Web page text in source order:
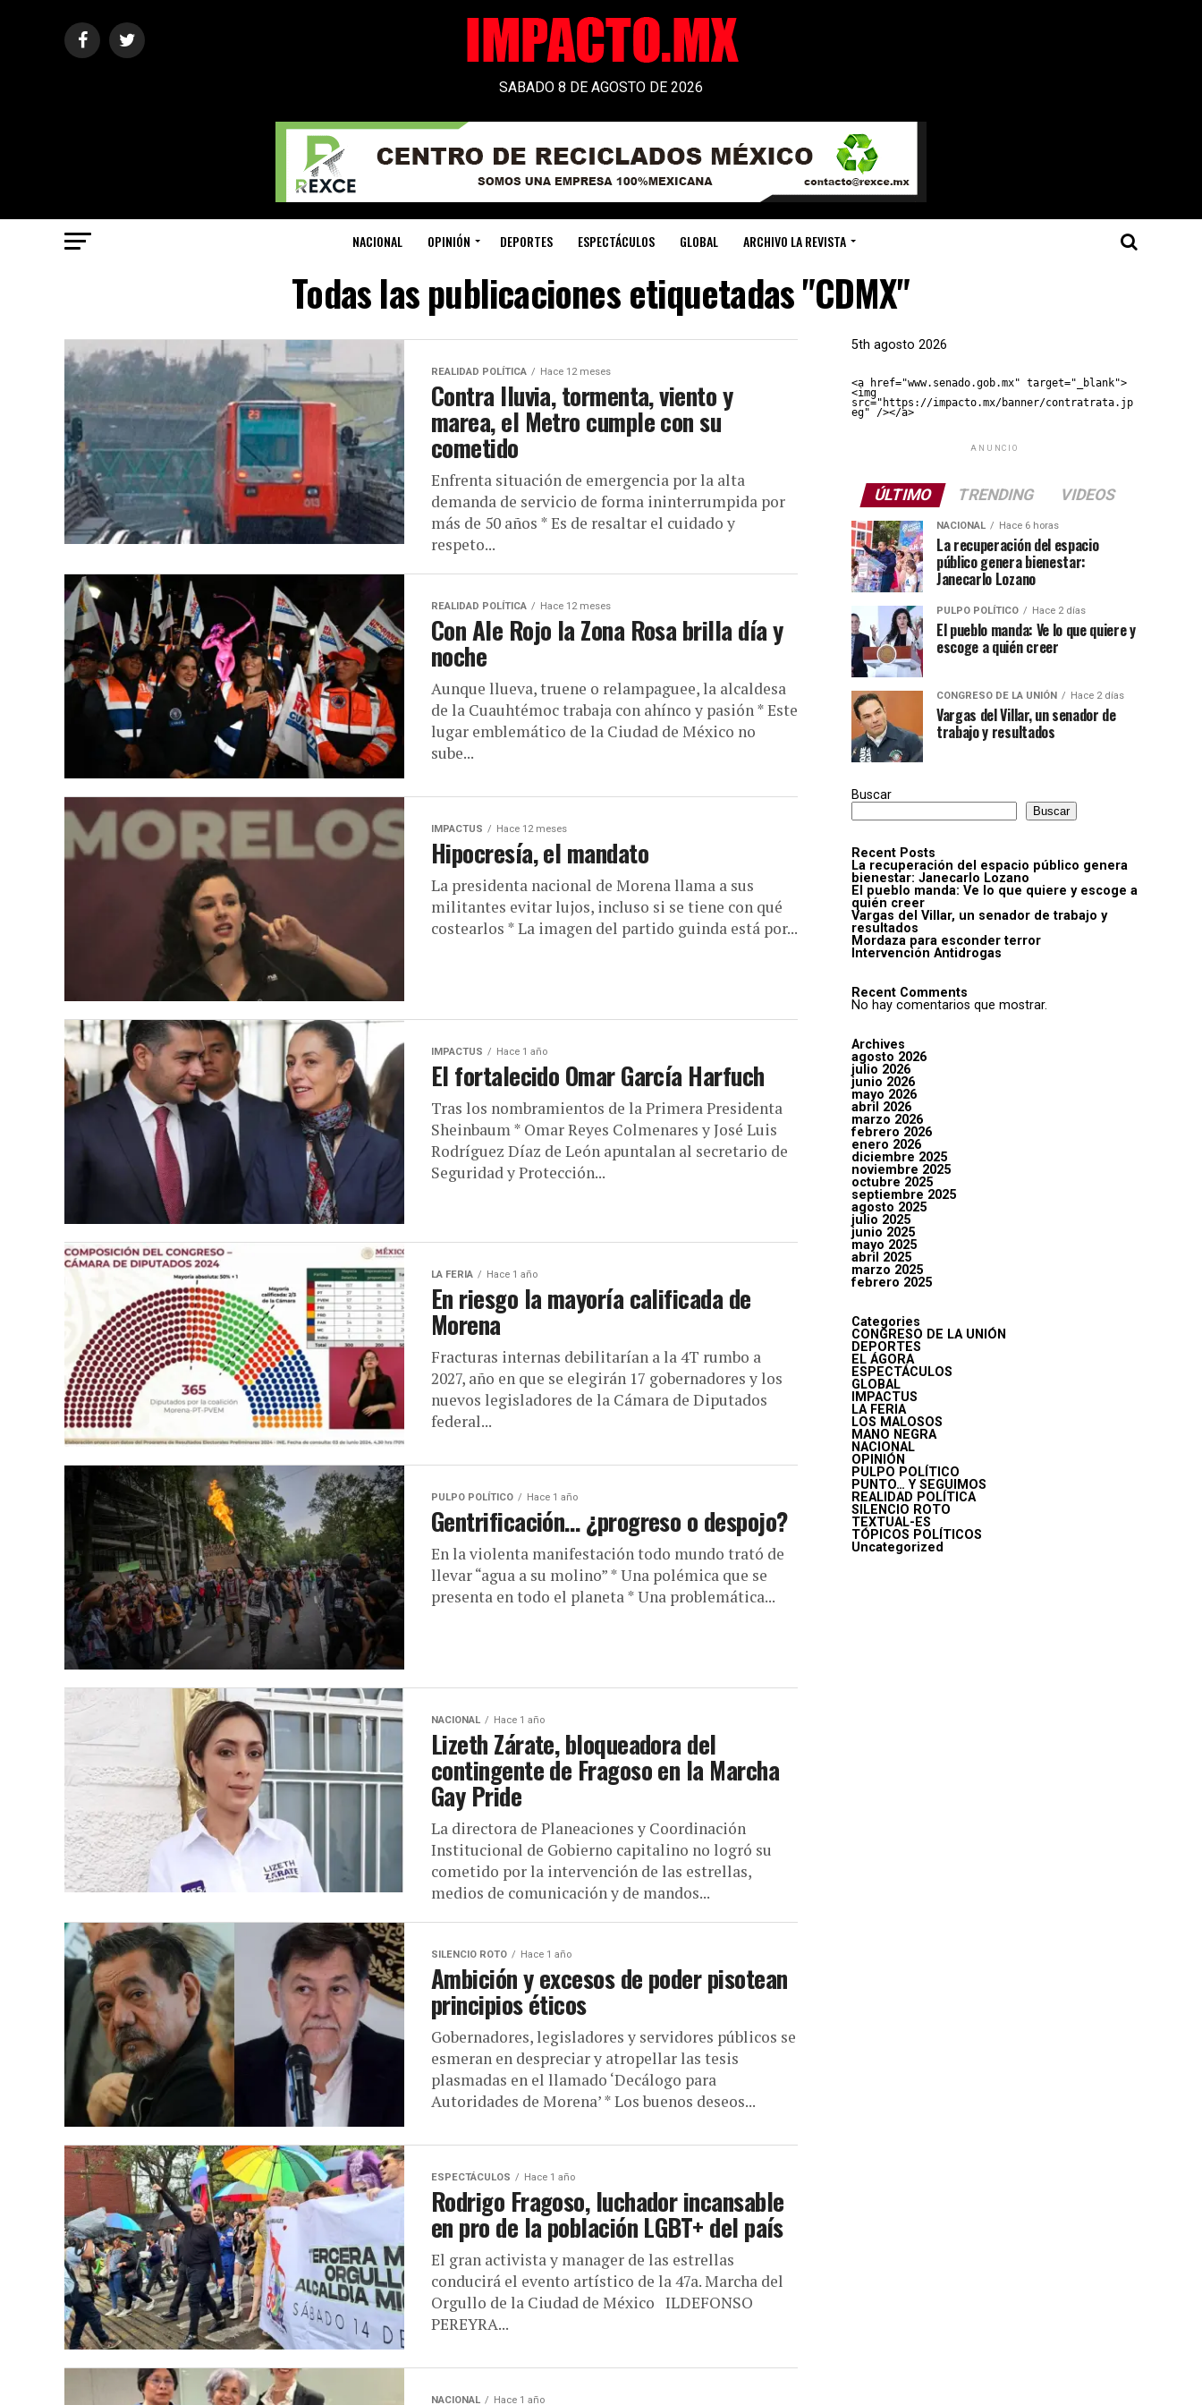
SABADO 8 DE AGOSTO DE 2026
NACIONAL OPINIÓN DEPORTES ESPECTÁCULOS GLOBAL ARCHIVO LA REVISTA
Todas las publicaciones etiquetadas "CDMX"
REALIDAD POLÍTICA Hace 12 meses
Contra lluvia, tormenta, viento y
marea, el Metro cumple con su
cometido
Enfrenta situación de emergencia por la alta
demanda de servicio de forma ininterrumpida por
más de 50 años * Es de resaltar el cuidado y
respeto...
REALIDAD POLÍTICA Hace 12 meses
Con Ale Rojo la Zona Rosa brilla día y
noche
Aunque llueva, truene o relampaguee, la alcaldesa
de la Cuauhtémoc trabaja con ahínco y pasión * Este
lugar emblemático de la Ciudad de México no
sube...
IMPACTUS Hace 12 meses
Hipocresía, el mandato
La presidenta nacional de Morena llama a sus
militantes evitar lujos, incluso si se tiene con qué
costearlos * La imagen del partido guinda está por...
IMPACTUS Hace 1 año
El fortalecido Omar García Harfuch
Tras los nombramientos de la Primera Presidenta
Sheinbaum * Omar Reyes Colmenares y José Luis
Rodríguez Díaz de León apuntalan al secretario de
Seguridad y Protección...
LA FERIA Hace 1 año
En riesgo la mayoría calificada de
Morena
Fracturas internas debilitarían a la 4T rumbo a
2027, año en que se elegirán 17 gobernadores y los
nuevos legisladores de la Cámara de Diputados
federal...
PULPO POLÍTICO Hace 1 año
Gentrificación… ¿progreso o despojo?
En la violenta manifestación todo mundo trató de
llevar “agua a su molino” * Una polémica que se
presenta en todo el planeta * Una problemática...
NACIONAL Hace 1 año
Lizeth Zárate, bloqueadora del
contingente de Fragoso en la Marcha
Gay Pride
La directora de Planeaciones y Coordinación
Institucional de Gobierno capitalino no logró su
cometido por la intervención de las estrellas,
medios de comunicación y de mandos...
SILENCIO ROTO Hace 1 año
Ambición y excesos de poder pisotean
principios éticos
Gobernadores, legisladores y servidores públicos se
esmeran en despreciar y atropellar las tesis
plasmadas en el llamado ‘Decálogo para
Autoridades de Morena’ * Los buenos deseos...
ESPECTÁCULOS Hace 1 año
Rodrigo Fragoso, luchador incansable
en pro de la población LGBT+ del país
El gran activista y manager de las estrellas
conducirá el evento artístico de la 47a. Marcha del
Orgullo de la Ciudad de México ILDEFONSO
PEREYRA...
NACIONAL Hace 1 año
5th agosto 2026
<a href="www.senado.gob.mx" target="_blank">
<img
src="https://impacto.mx/banner/contratrata.jp
eg" /></a>
ANUNCIO
ÚLTIMO TRENDING VIDEOS
NACIONAL Hace 6 horas
La recuperación del espacio
público genera bienestar:
Janecarlo Lozano
PULPO POLÍTICO Hace 2 días
El pueblo manda: Ve lo que quiere y
escoge a quién creer
CONGRESO DE LA UNIÓN Hace 2 días
Vargas del Villar, un senador de
trabajo y resultados
Buscar
Buscar
Recent Posts
La recuperación del espacio público genera
bienestar: Janecarlo Lozano
El pueblo manda: Ve lo que quiere y escoge a
quién creer
Vargas del Villar, un senador de trabajo y
resultados
Mordaza para esconder terror
Intervención Antidrogas
Recent Comments
No hay comentarios que mostrar.
Archives
agosto 2026
julio 2026
junio 2026
mayo 2026
abril 2026
marzo 2026
febrero 2026
enero 2026
diciembre 2025
noviembre 2025
octubre 2025
septiembre 2025
agosto 2025
julio 2025
junio 2025
mayo 2025
abril 2025
marzo 2025
febrero 2025
Categories
CONGRESO DE LA UNIÓN
DEPORTES
EL ÁGORA
ESPECTÁCULOS
GLOBAL
IMPACTUS
LA FERIA
LOS MALOSOS
MANO NEGRA
NACIONAL
OPINIÓN
PULPO POLÍTICO
PUNTO… Y SEGUIMOS
REALIDAD POLÍTICA
SILENCIO ROTO
TEXTUAL-ES
TÓPICOS POLÍTICOS
Uncategorized